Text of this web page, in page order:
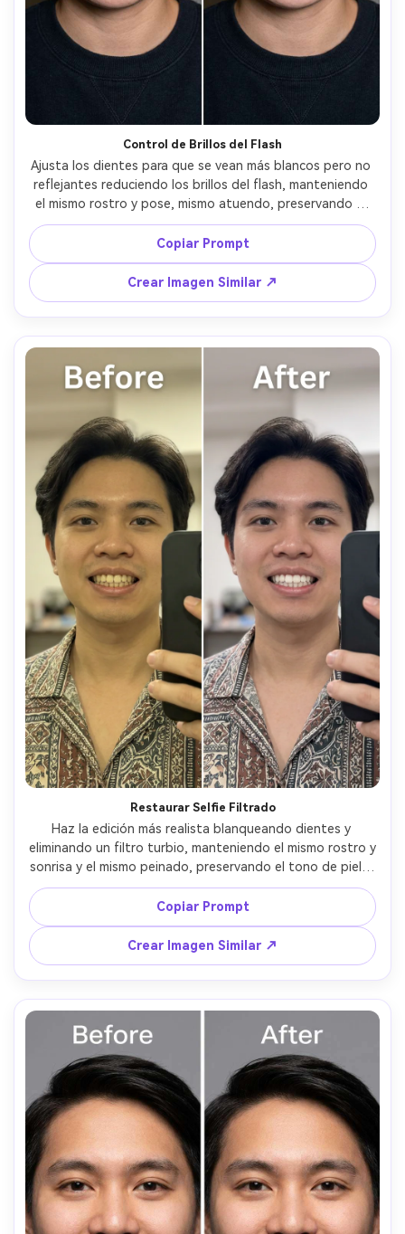
Control de Brillos del Flash
Ajusta los dientes para que se vean más blancos pero no
reflejantes reduciendo los brillos del flash, manteniendo
el mismo rostro y pose, mismo atuendo, preservando el
fondo original y el aspecto iluminado con flash, mantén
los bordes y textura de los dientes --ar 4:5
Copiar Prompt
Crear Imagen Similar ↗
Restaurar Selfie Filtrado
Haz la edición más realista blanqueando dientes y
eliminando un filtro turbio, manteniendo el mismo rostro y
sonrisa y el mismo peinado, preservando el tono de piel y
los detalles originales de fondo, mantén labios y color de
ojos sin cambios --ar 4:5
Copiar Prompt
Crear Imagen Similar ↗
Crea imágenes IA
ilimitadas. 100 %
gratis!
Empieza Gratis→